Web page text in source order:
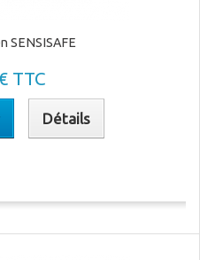
SENSISAFE
TTC
Détails